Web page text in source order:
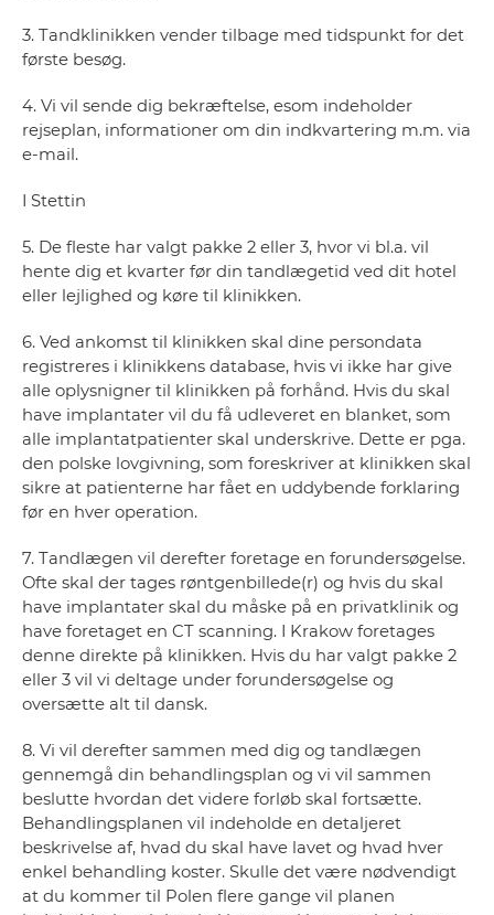
3. Tandklinikken vender tilbage med tidspunkt for det
første besøg.
4. Vi vil sende dig bekræftelse, esom indeholder
rejseplan, informationer om din indkvartering m.m. via
e-mail.
I Stettin
5. De fleste har valgt pakke 2 eller 3, hvor vi bl.a. vil
hente dig et kvarter før din tandlægetid ved dit hotel
eller lejlighed og køre til klinikken.
6. Ved ankomst til klinikken skal dine persondata
registreres i klinikkens database, hvis vi ikke har give
alle oplysnigner til klinikken på forhånd. Hvis du skal
have implantater vil du få udleveret en blanket, som
alle implantatpatienter skal underskrive. Dette er pga.
den polske lovgivning, som foreskriver at klinikken skal
sikre at patienterne har fået en uddybende forklaring
før en hver operation.
7. Tandlægen vil derefter foretage en forundersøgelse.
Ofte skal der tages røntgenbillede(r) og hvis du skal
have implantater skal du måske på en privatklinik og
have foretaget en CT scanning. I Krakow foretages
denne direkte på klinikken. Hvis du har valgt pakke 2
eller 3 vil vi deltage under forundersøgelse og
oversætte alt til dansk.
8. Vi vil derefter sammen med dig og tandlægen
gennemgå din behandlingsplan og vi vil sammen
beslutte hvordan det videre forløb skal fortsætte.
Behandlingsplanen vil indeholde en detaljeret
beskrivelse af, hvad du skal have lavet og hvad hver
enkel behandling koster. Skulle det være nødvendigt
at du kommer til Polen flere gange vil planen